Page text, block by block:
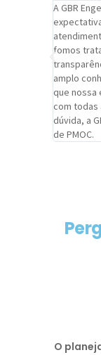
A GBR
fomos
amplo
que nossa
com todas
dúvida, a
de PMOC.
O